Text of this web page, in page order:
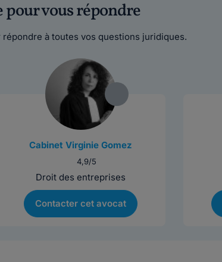
pour vous répondre
à toutes vos questions juridiques.
Cabinet Virginie Gomez
4,9/5
Droit des entreprises
Contacter cet avocat